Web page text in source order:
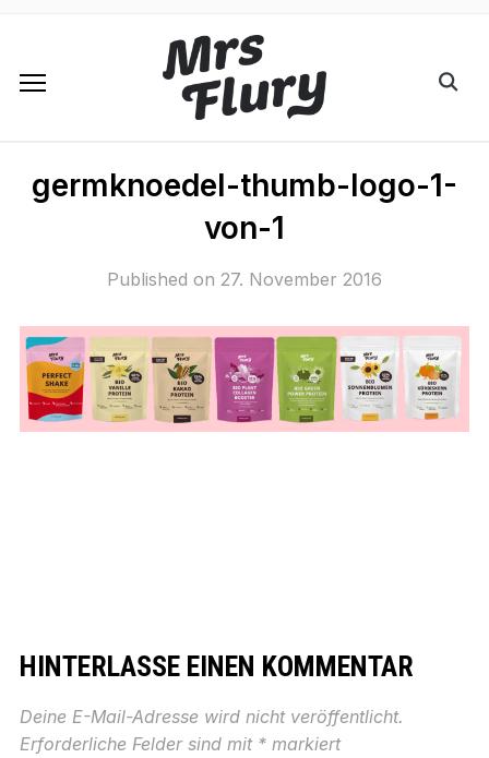
germknoedel-thumb-logo-1-
von-1
Published on 27. November 2016
HINTERLASSE EINEN KOMMENTAR
Deine E-Mail-Adresse wird nicht veröffentlicht.
Erforderliche Felder sind mit *markiert